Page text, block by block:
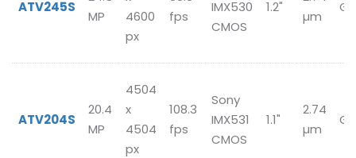
ATV245S
MP
4600
px
fps
IMX530
CMOS
1.2"
µm
ATV204S
20.4
MP
4504
x
4504
px
108.3
fps
Sony
IMX531
CMOS
1.1"
2.74
µm